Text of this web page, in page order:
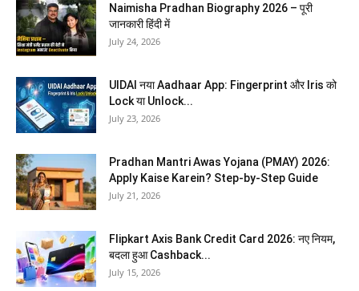
Naimisha Pradhan Biography 2026 – पूरी
जानकारी हिंदी में
July 24, 2026
UIDAI नया Aadhaar App: Fingerprint और Iris को
Lock या Unlock...
July 23, 2026
Pradhan Mantri Awas Yojana (PMAY) 2026:
Apply Kaise Karein? Step-by-Step Guide
July 21, 2026
Flipkart Axis Bank Credit Card 2026: नए नियम,
बदला हुआ Cashback...
July 15, 2026